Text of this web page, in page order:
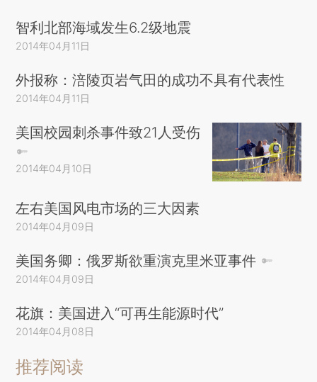
智利北部海域发生6.2级地震
2014年04月11日
外报称：涪陵页岩气田的成功不具有代表性
2014年04月11日
美国校园刺杀事件致21人受伤
2014年04月10日
左右美国风电市场的三大因素
2014年04月09日
美国务卿：俄罗斯欲重演克里米亚事件
2014年04月09日
花旗：美国进入“可再生能源时代”
2014年04月08日
推荐阅读